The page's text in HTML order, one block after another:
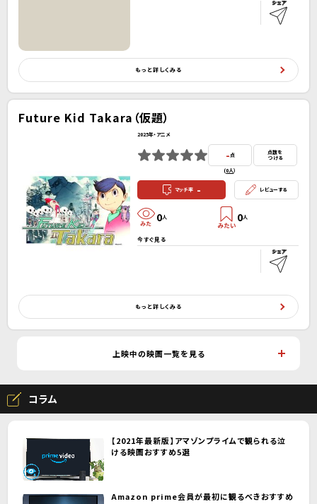
もっと詳しくみる
Future Kid Takara（仮題）
2025年・アニメ
-点
(0人）
点数を
つける
マッチ率 - レビューする
0人 0人
今すぐ見る
もっと詳しくみる
上映中の映画一覧を見る
コラム
【2021年最新版】アマゾンプライムで観られる泣
ける映画おすすめ5選
Amazon prime会員が最初に観るべきおすすめ